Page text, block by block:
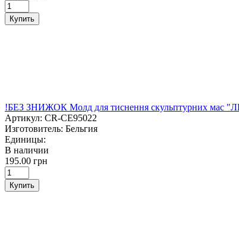
Купить
!БЕЗ ЗНИЖОК Молд для тиснення скульптурних мас
Артикул: CR-CE95022
Изготовитель: Бельгия
Единицы:
В наличии
195.00 грн
Купить